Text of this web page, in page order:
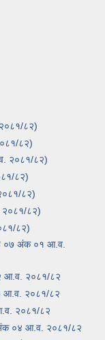
८२)
८२)
२०८१/८२)
८२)
८२)
२०८१/८२)
८२)
०७ अंक ०१ आ.व.
आ.व. २०८१/८२
आ.व. २०८१/८२
२०८१/८२
अंक ०४ आ.व. २०८१/८२